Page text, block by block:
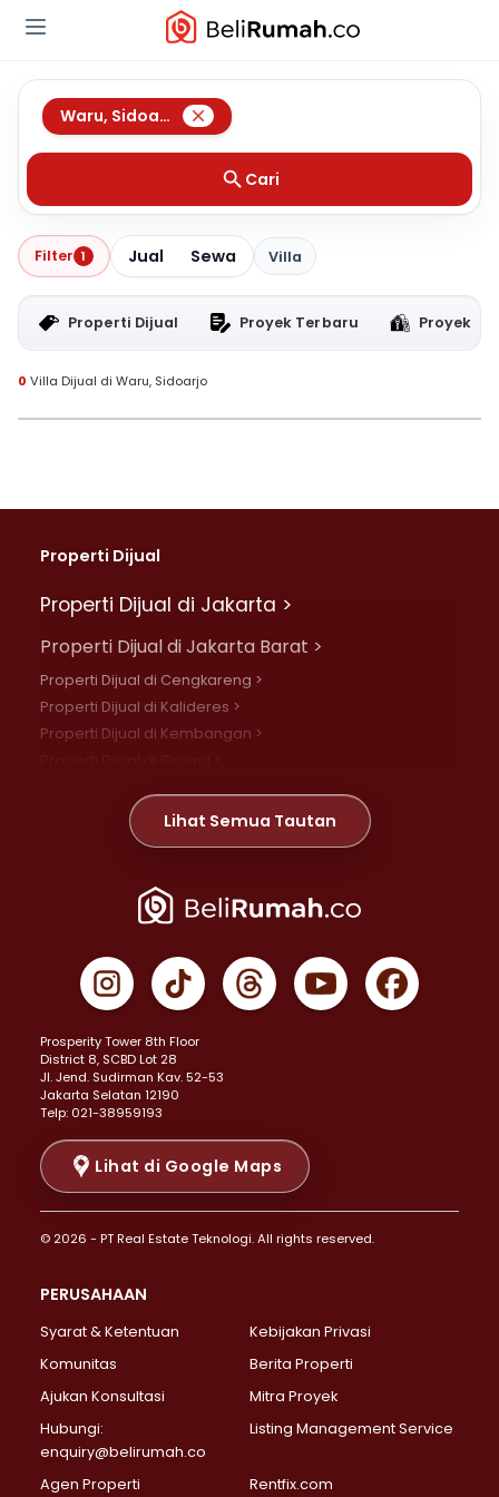
Waru, Sidoarjo
Cari
Filter 1 Jual Sewa Villa
Properti Dijual Proyek Terbaru Proyek
0 Villa Dijual di Waru, Sidoarjo
Properti Dijual
Properti Dijual di Jakarta >
Properti Dijual di Jakarta Barat >
Properti Dijual di Cengkareng >
Properti Dijual di Kalideres >
Properti Dijual di Kembangan >
Properti Dijual di Meruya >
Properti Dijual di Jelambar >
Properti Dijual di Jakarta Pusat >
Properti Dijual di Gambir >
Properti Dijual di Johar Baru >
Properti Dijual di Menteng >
Properti Dijual di Senen >
Properti Dijual di Tanah Abang >
Properti Dijual di Cikini >
Properti Dijual di Kramat >
Properti Dijual di Pasar Baru >
Properti Dijual di Bendungan Hilir >
Properti Dijual di Jakarta Selatan >
Properti Dijual di Lebak Bulus >
Properti Dijual di Gandaria Selatan >
Properti Dijual di Pondok Labu >
Properti Dijual di Lenteng Agung >
Properti Dijual di Senayan >
Properti Dijual di Pondok Pinang >
Lihat Semua Tautan
Prosperity Tower 8th Floor
District 8, SCBD Lot 28
JI. Jend. Sudirman Kav. 52-53
Jakarta Selatan 12190
Telp: 021-38959193
Lihat di Google Maps
© 2026 - PT Real Estate Teknologi. All rights reserved.
PERUSAHAAN
Syarat & Ketentuan
Kebijakan Privasi
Komunitas
Berita Properti
Ajukan Konsultasi
Mitra Proyek
Hubungi:
enquiry@belirumah.co
Listing Management Service
Agen Properti Rentfix.com